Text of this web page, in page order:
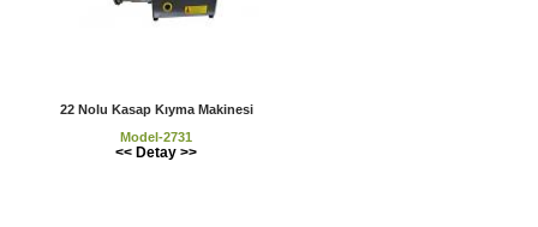
22 Nolu Kasap Kıyma Makinesi
Model-2731
<< Detay >>